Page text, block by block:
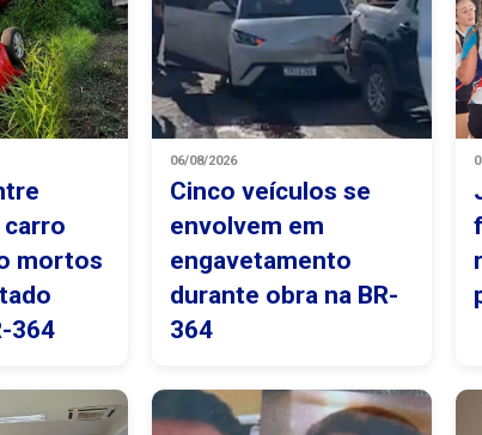
carro
mortos
364
06/08/2026
Cinco veículos se
envolvem em
engavetamento
durante obra na BR-
364